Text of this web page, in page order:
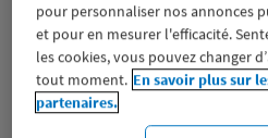
Groupe d’assurance aux
donne la parole à ses
dans tous leurs besoins en
(assurance auto et moto,
pour personnaliser nos annonces
et pour en mesurer l'efficacité.
les cookies, vous pouvez changer
tout moment. En savoir plus sur
partenaires.